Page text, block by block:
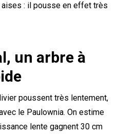
: il pousse en effet très
un arbre à
poussent très lentement,
le Paulownia. On estime
lente gagnent 30 cm